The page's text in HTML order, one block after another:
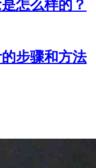
怎么样的？
步骤和方法